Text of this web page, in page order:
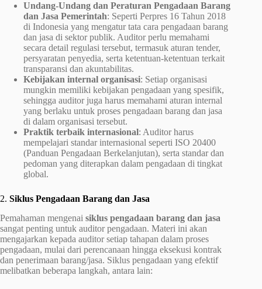
Undang-Undang dan Peraturan Pengadaan Barang
dan Jasa Pemerintah: Seperti Perpres 16 Tahun 2018
di Indonesia yang mengatur tata cara pengadaan barang
dan jasa di sektor publik. Auditor perlu memahami
secara detail regulasi tersebut, termasuk aturan tender,
persyaratan penyedia, serta ketentuan-ketentuan terkait
transparansi dan akuntabilitas.
Kebijakan internal organisasi: Setiap organisasi
mungkin memiliki kebijakan pengadaan yang spesifik,
sehingga auditor juga harus memahami aturan internal
yang berlaku untuk proses pengadaan barang dan jasa
di dalam organisasi tersebut.
Praktik terbaik internasional: Auditor harus
mempelajari standar internasional seperti ISO 20400
(Panduan Pengadaan Berkelanjutan), serta standar dan
pedoman yang diterapkan dalam pengadaan di tingkat
global.
2. Siklus Pengadaan Barang dan Jasa
Pemahaman mengenai siklus pengadaan barang dan jasa
sangat penting untuk auditor pengadaan. Materi ini akan
mengajarkan kepada auditor setiap tahapan dalam proses
pengadaan, mulai dari perencanaan hingga eksekusi kontrak
dan penerimaan barang/jasa. Siklus pengadaan yang efektif
melibatkan beberapa langkah, antara lain: